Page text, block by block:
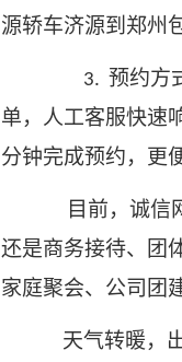
源轿车济源到郑州
3. 预约方
单，人工客服快速
分钟完成预约，更
目前，诚信
还是商务接待、团
家庭聚会、公司团
天气转暖，